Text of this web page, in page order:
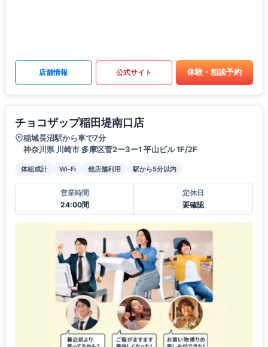
店舗情報 公式サイト 体験・相談予約
チョコザップ稲田堤南口店
稲城長沼駅から車で7分
神奈川県 川崎市 多摩区菅2ー3ー1 平山ビル 1F/2F
体組成計 Wi-Fi 他店舗利用 駅から5分以内
営業時間
24:00間
定休日
要確認